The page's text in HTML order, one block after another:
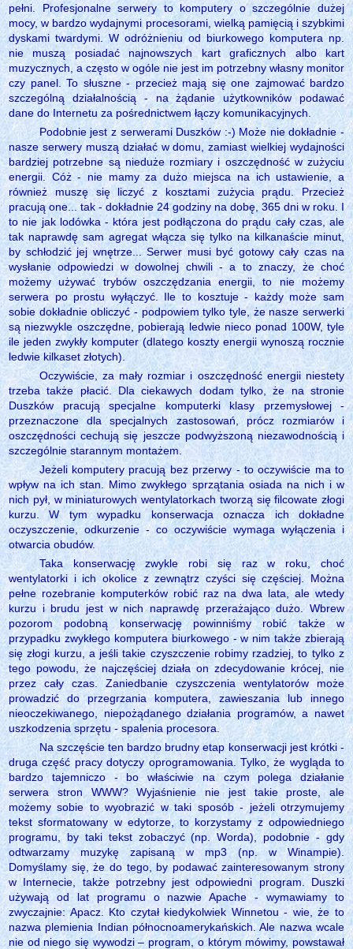
pełni. Profesjonalne serwery to komputery o szczególnie dużej
mocy, w bardzo wydajnymi procesorami, wielką pamięcią i szybkimi
dyskami twardymi. W odróżnieniu od biurkowego komputera np.
nie muszą posiadać najnowszych kart graficznych albo kart
muzycznych, a często w ogóle nie jest im potrzebny własny monitor
czy panel. To słuszne - przecież mają się one zajmować bardzo
szczególną działalnością - na żądanie użytkowników podawać
dane do Internetu za pośrednictwem łączy komunikacyjnych.
Podobnie jest z serwerami Duszków :-) Może nie dokładnie -
nasze serwery muszą działać w domu, zamiast wielkiej wydajności
bardziej potrzebne są nieduże rozmiary i oszczędność w zużyciu
energii. Cóż - nie mamy za dużo miejsca na ich ustawienie, a
również muszę się liczyć z kosztami zużycia prądu. Przecież
pracują one... tak - dokładnie 24 godziny na dobę, 365 dni w roku. I
to nie jak lodówka - która jest podłączona do prądu cały czas, ale
tak naprawdę sam agregat włącza się tylko na kilkanaście minut,
by schłodzić jej wnętrze... Serwer musi być gotowy cały czas na
wysłanie odpowiedzi w dowolnej chwili - a to znaczy, że choć
możemy używać trybów oszczędzania energii, to nie możemy
serwera po prostu wyłączyć. Ile to kosztuje - każdy może sam
sobie dokładnie obliczyć - podpowiem tylko tyle, że nasze serwerki
są niezwykle oszczędne, pobierają ledwie nieco ponad 100W, tyle
ile jeden zwykły komputer (dlatego koszty energii wynoszą rocznie
ledwie kilkaset złotych).
Oczywiście, za mały rozmiar i oszczędność energii niestety
trzeba także płacić. Dla ciekawych dodam tylko, że na stronie
Duszków pracują specjalne komputerki klasy przemysłowej -
przeznaczone dla specjalnych zastosowań, prócz rozmiarów i
oszczędności cechują się jeszcze podwyższoną niezawodnością i
szczególnie starannym montażem.
Jeżeli komputery pracują bez przerwy - to oczywiście ma to
wpływ na ich stan. Mimo zwykłego sprzątania osiada na nich i w
nich pył, w miniaturowych wentylatorkach tworzą się filcowate złogi
kurzu. W tym wypadku konserwacja oznacza ich dokładne
oczyszczenie, odkurzenie - co oczywiście wymaga wyłączenia i
otwarcia obudów.
Taka konserwację zwykle robi się raz w roku, choć
wentylatorki i ich okolice z zewnątrz czyści się częściej. Można
pełne rozebranie komputerków robić raz na dwa lata, ale wtedy
kurzu i brudu jest w nich naprawdę przerażająco dużo. Wbrew
pozorom podobną konserwację powinniśmy robić także w
przypadku zwykłego komputera biurkowego - w nim także zbierają
się złogi kurzu, a jeśli takie czyszczenie robimy rzadziej, to tylko z
tego powodu, że najczęściej działa on zdecydowanie krócej, nie
przez cały czas. Zaniedbanie czyszczenia wentylatorów może
prowadzić do przegrzania komputera, zawieszania lub innego
nieoczekiwanego, niepożądanego działania programów, a nawet
uszkodzenia sprzętu - spalenia procesora.
Na szczęście ten bardzo brudny etap konserwacji jest krótki -
druga część pracy dotyczy oprogramowania. Tylko, że wygląda to
bardzo tajemniczo - bo właściwie na czym polega działanie
serwera stron WWW? Wyjaśnienie nie jest takie proste, ale
możemy sobie to wyobrazić w taki sposób - jeżeli otrzymujemy
tekst sformatowany w edytorze, to korzystamy z odpowiedniego
programu, by taki tekst zobaczyć (np. Worda), podobnie - gdy
odtwarzamy muzykę zapisaną w mp3 (np. w Winampie).
Domyślamy się, że do tego, by podawać zainteresowanym strony
w Internecie, także potrzebny jest odpowiedni program. Duszki
używają od lat programu o nazwie Apache - wymawiamy to
zwyczajnie: Apacz. Kto czytał kiedykolwiek Winnetou - wie, że to
nazwa plemienia Indian północnoamerykańskich. Ale nazwa wcale
nie od niego się wywodzi – program, o którym mówimy, powstawał